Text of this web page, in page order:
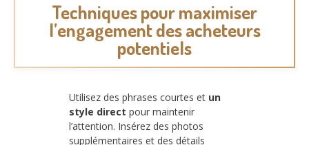
Techniques pour maximiser
l’engagement des acheteurs
potentiels
Utilisez des phrases courtes et un
style direct pour maintenir
l’attention. Insérez des photos
supplémentaires et des détails